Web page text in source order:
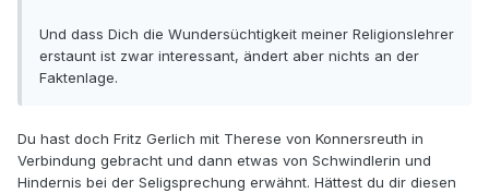
Und dass Dich die Wundersüchtigkeit meiner Religionslehrer
erstaunt ist zwar interessant, ändert aber nichts an der
Faktenlage.
Du hast doch Fritz Gerlich mit Therese von Konnersreuth in
Verbindung gebracht und dann etwas von Schwindlerin und
Hindernis bei der Seligsprechung erwähnt. Hättest du dir diesen